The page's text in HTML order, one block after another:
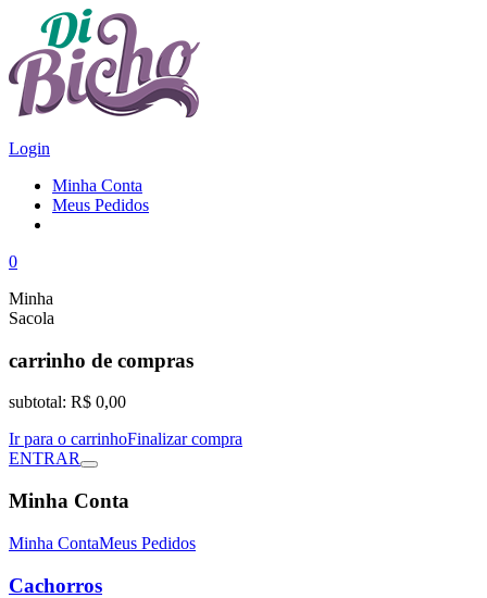
Login
Minha Conta
Meus Pedidos
0
Minha
Sacola
carrinho de compras
subtotal: R$ 0,00
Ir para o carrinhoFinalizar compra
ENTRAR
Minha Conta
Minha ContaMeus Pedidos
Cachorros